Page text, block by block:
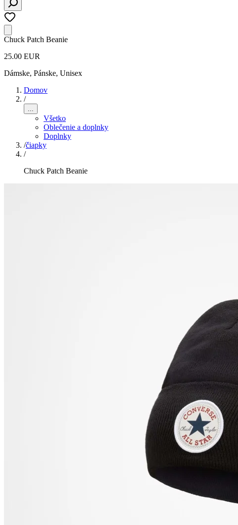
Chuck Patch Beanie
25.00 EUR
Dámske, Pánske, Unisex
Domov
/
...
Všetko
Oblečenie a doplnky
Doplnky
/čiapky
/
Chuck Patch Beanie